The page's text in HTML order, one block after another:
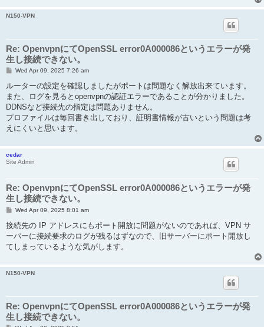
N150-VPN
Re: OpenvpnにてOpenSSL error0A000086というエラーが発
生し接続できない。
P
s
Wed Apr 09, 2025 7:26 am
ルーターの設定を確認しましたがポートは問題なく解放出来ています。
また、ログを見るとopenvpnの認証エラーであることが分かりました。
DDNSなど接続先の指定は問題ありません。
プロファイルは毎回書き出しており、証明書情報が古いという問題は考
えにくいと思います。
cedar
Site Admin
Re: OpenvpnにてOpenSSL error0A000086というエラーが発
生し接続できない。
P
s
t
Wed Apr 09, 2025 8:01 am
接続先の IP アドレスにもポート開放に問題がないのであれば、VPN サ
ーバーに接続要求のログが残るはずなので、旧サーバーにポート開放し
てしまっているような気がします。
N150-VPN
Re: OpenvpnにてOpenSSL error0A000086というエラーが発
生し接続できない。